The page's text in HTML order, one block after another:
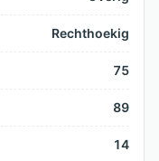
Rechthoekig
75
89
14